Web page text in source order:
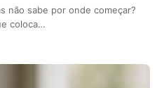
não sabe por onde começar?
coloca…